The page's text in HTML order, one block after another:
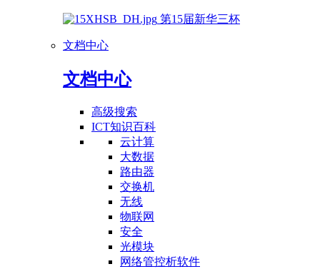
第15届新华三杯
文档中心
文档中心
高级搜索
ICT知识百科
云计算
大数据
路由器
交换机
无线
物联网
安全
光模块
网络管控析软件